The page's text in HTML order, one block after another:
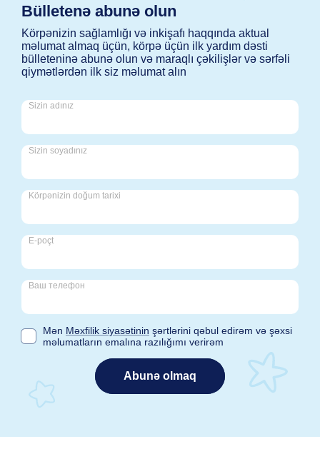
Bülletenə abunə olun
Körpənizin sağlamlığı və inkişafı haqqında aktual
məlumat almaq üçün, körpə üçün ilk yardım dəsti
bülleteninə abunə olun və maraqlı çəkilişlər və sərfəli
qiymətlərdən ilk siz məlumat alın
Sizin adınız
Sizin soyadınız
Körpənizin doğum tarixi
E-poçt
Ваш телефон
Mən Məxfilik siyasətinin şərtlərini qəbul edirəm və şəxsi
məlumatların emalına razılığımı verirəm
Abunə olmaq